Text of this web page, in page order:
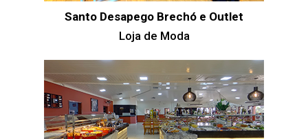
Santo Desapego Brechó e Outlet
Loja de Moda